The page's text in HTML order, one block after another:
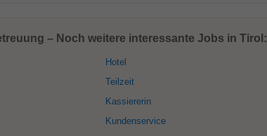
– Noch weitere interessante Jobs in Tirol:
Hotel
Teilzeit
Kassiererin
Kundenservice